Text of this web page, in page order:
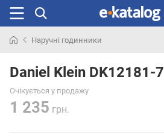
раніше
Наручні годинники
Daniel Klein DK12181-7
Очікується у продажу
1 235 грн.